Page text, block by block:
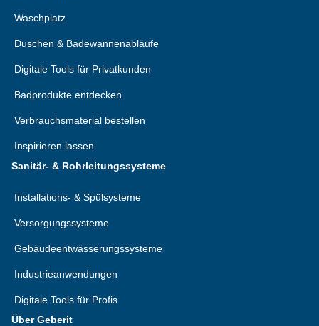
Waschplatz
Duschen & Badewannenabläufe
Digitale Tools für Privatkunden
Badprodukte entdecken
Verbrauchsmaterial bestellen
Inspirieren lassen
Sanitär- & Rohrleitungssysteme
Installations- & Spülsysteme
Versorgungssysteme
Gebäudeentwässerungssysteme
Industrieanwendungen
Digitale Tools für Profis
Über Geberit